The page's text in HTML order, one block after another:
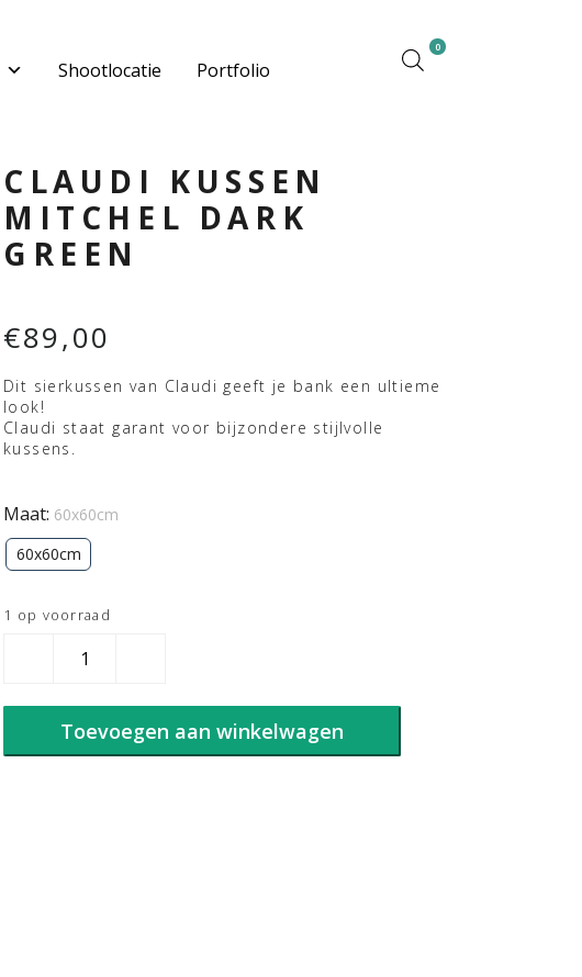
Shootlocatie
Portfolio
0
CLAUDI KUSSEN
MITCHEL DARK
GREEN
€89,00
Dit sierkussen van Claudi geeft je bank een ultieme
look!
Claudi staat garant voor bijzondere stijlvolle
kussens.
Maat: 60x60cm
60x60cm
1 op voorraad
aantal
Toevoegen aan winkelwagen